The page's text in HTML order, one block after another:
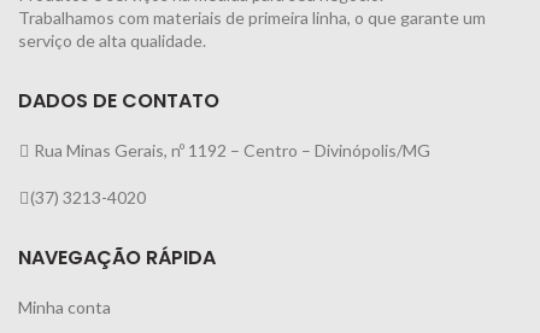
Trabalhamos com materiais de primeira linha, o que garante um
serviço de alta qualidade.
DADOS DE CONTATO
Rua Minas Gerais, nº 1192 – Centro – Divinópolis/MG
(37) 3213-4020
NAVEGAÇÃO RÁPIDA
Minha conta